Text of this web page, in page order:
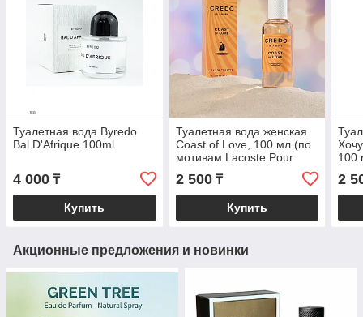
Туалетная вода Byredo
Bal D'Afrique 100ml
4 000 ₸
Купить
Туалетная вода женская
Coast of Love, 100 мл (по
мотивам Lacoste Pour
Femme (Lacoste)
2 500₸
Купить
100
2
Акционные предложения и новинки